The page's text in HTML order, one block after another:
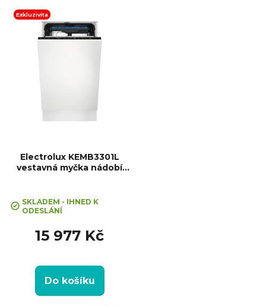
ů
nádobí: 10, Počet programů: 8,
Spotřeba vody na cyklus: 9...
Exkluzivita
Electrolux KEMB3301L
vestavná myčka nádobí
SKLADEM - IHNED K
ODESLÁNÍ
15 977 Kč
Do košíku